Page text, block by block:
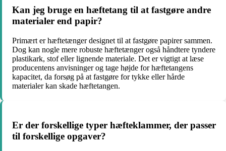
Kan jeg bruge en hæftetang til at fastgøre andre
materialer end papir?
Primært er hæftetænger designet til at fastgøre papirer sammen.
Dog kan nogle mere robuste hæftetænger også håndtere tyndere
plastikark, stof eller lignende materiale. Det er vigtigt at læse
producentens anvisninger og tage højde for hæftetangens
kapacitet, da forsøg på at fastgøre for tykke eller hårde
materialer kan skade hæftetangen.
Er der forskellige typer hæfteklammer, der passer
til forskellige opgaver?